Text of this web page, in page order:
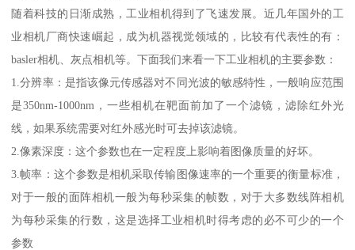
随着科技的日渐成熟，工业相机得到了飞速发展。近几年国外的工
业相机厂商快速崛起，成为机器视觉领域的，比较有代表性的有：
basler相机、灰点相机等。下面我们来看一下工业相机的主要参数：
1.分辨率：是指该像元传感器对不同光波的敏感特性，一般响应范围
是350nm-1000nm，一些相机在靶面前加了一个滤镜，滤除红外光
线，如果系统需要对红外感光时可去掉该滤镜。
2.像素深度：这个参数也在一定程度上影响着图像质量的好坏。
3.帧率：这个参数是相机采取传输图像速率的一个重要的衡量标准，
对于一般的面阵相机一般为每秒采集的帧数，对于大多数线阵相机
为每秒采集的行数，这是选择工业相机时得考虑的必不可少的一个
参数